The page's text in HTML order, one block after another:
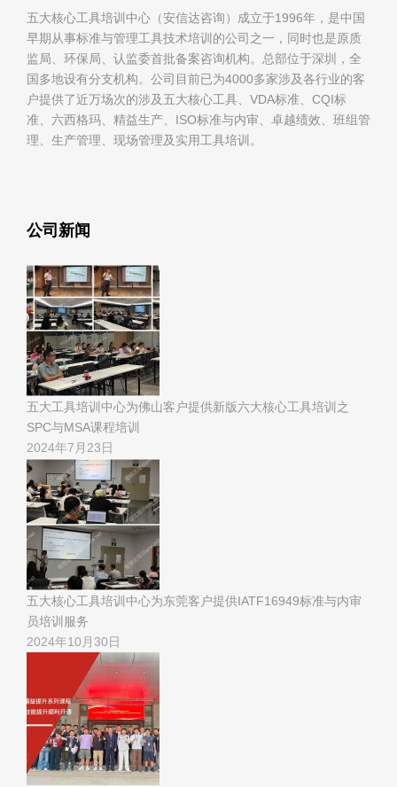
五大核心工具培训中心（安信达咨询）成立于1996年，是中国
早期从事标准与管理工具技术培训的公司之一，同时也是原质
监局、环保局、认监委首批备案咨询机构。总部位于深圳，全
国多地设有分支机构。公司目前已为4000多家涉及各行业的客
户提供了近万场次的涉及五大核心工具、VDA标准、CQI标
准、六西格玛、精益生产、ISO标准与内审、卓越绩效、班组管
理、生产管理、现场管理及实用工具培训。
公司新闻
五大工具培训中心为佛山客户提供新版六大核心工具培训之
SPC与MSA课程培训
2024年7月23日
五大核心工具培训中心为东莞客户提供IATF16949标准与内审
员培训服务
2024年10月30日